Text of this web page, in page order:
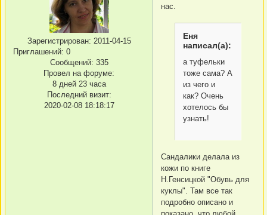
Зарегистрирован: 2011-04-15
Приглашений: 0
Сообщений: 335
Провел на форуме:
8 дней 23 часа
Последний визит:
2020-02-08 18:18:17
нас.
Еня
написал(а):
а туфельки
тоже сама? А
из чего и
как? Очень
хотелось бы
узнать!
Сандалики делала из
кожи по книге
Н.Генсицкой "Обувь для
куклы". Там все так
подробно описано и